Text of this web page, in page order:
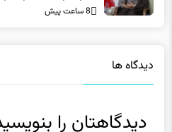
نشانی ایمیل شما منتشر نخواهد شد.